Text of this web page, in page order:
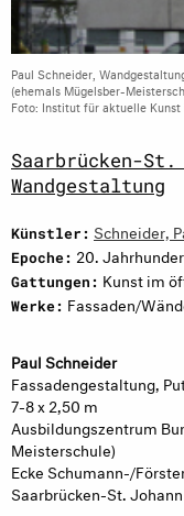
Paul Schneider,
(ehemals Mügelsber-
Foto: Institut für aktuelle
Saarbrücken-
Wandgestaltung
Künstler: Schneider,
Epoche: 20.
Gattungen: Kunst im
Werke: Fassaden/
Paul Schneider
Fassadengestaltung,
7-8 x 2,50 m
Ausbildungszentrum
Meisterschule)
Ecke Schumann-/
Saarbrücken-St. Johann